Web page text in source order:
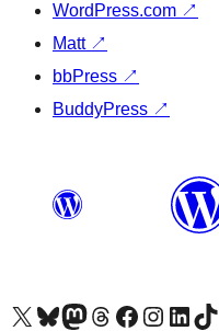
WordPress.com ↗
Matt ↗
bbPress ↗
BuddyPress ↗
X (旧 Twitter) アカウントへBluesky アカウントへMastodon アカウントへThreads アカウントへ Facebook ページへInstagram アカウントへ LinkedIn アカウントへTikTok アカウントへ